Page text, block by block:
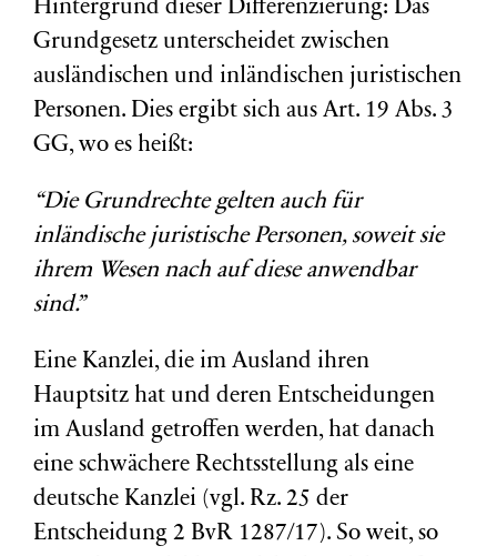
Hintergrund dieser Differenzierung: Das
Grundgesetz unterscheidet zwischen
ausländischen und inländischen juristischen
Personen. Dies ergibt sich aus Art. 19 Abs. 3
GG, wo es heißt:
“Die Grundrechte gelten auch für
inländische juristische Personen, soweit sie
ihrem Wesen nach auf diese anwendbar
sind.”
Eine Kanzlei, die im Ausland ihren
Hauptsitz hat und deren Entscheidungen
im Ausland getroffen werden, hat danach
eine schwächere Rechtsstellung als eine
deutsche Kanzlei (vgl. Rz. 25 der
Entscheidung 2 BvR 1287/17). So weit, so